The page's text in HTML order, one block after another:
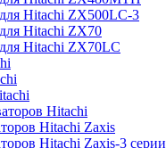
Hitachi ZX500LC-3
Hitachi ZX70
Hitachi ZX70LC
Hitachi
Hitachi Zaxis
Hitachi Zaxis-3 серии